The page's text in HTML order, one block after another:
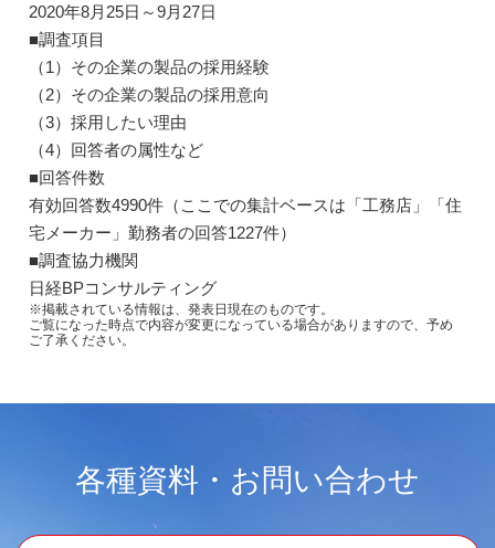
2020年8月25日～9月27日
■調査項目
（1）その企業の製品の採用経験
（2）その企業の製品の採用意向
（3）採用したい理由
（4）回答者の属性など
■回答件数
有効回答数4990件（ここでの集計ベースは「工務店」「住
宅メーカー」勤務者の回答1227件）
■調査協力機関
日経BPコンサルティング
※掲載されている情報は、発表日現在のものです。
ご覧になった時点で内容が変更になっている場合がありますので、予め
ご了承ください。
各種資料・お問い合わせ